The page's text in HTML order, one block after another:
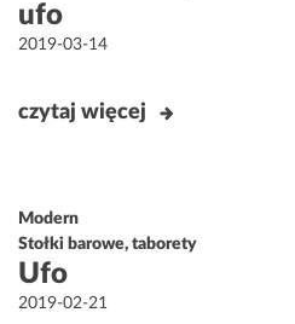
Aktualności
ufo
Opublikowane
2019-03-14
czytaj więcej
Modern
Stołki barowe, taborety
Ufo
Opublikowane
2019-02-21